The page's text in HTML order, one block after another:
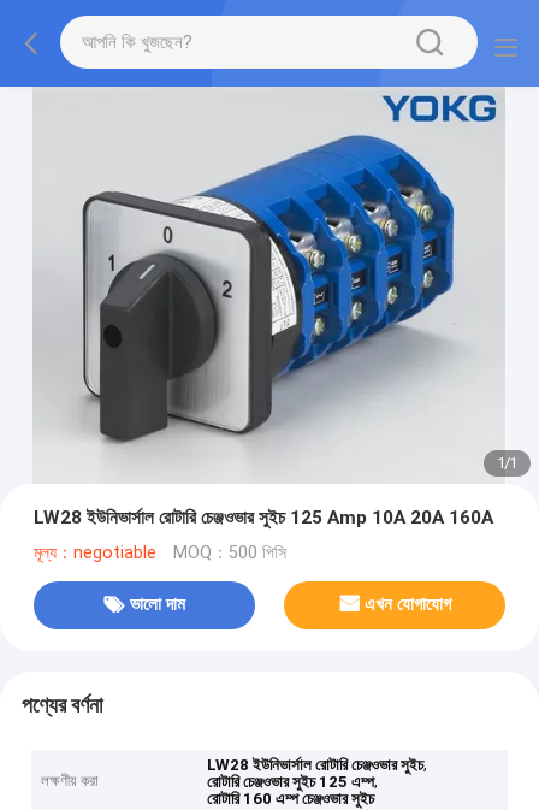
1/1
LW28 ইউনিভার্সাল রোটারি চেঞ্জওভার সুইচ 125 Amp 10A 20A 160A
মূল্য：negotiable MOQ：500 পিসি
ভালো দাম এখন যোগাযোগ
পণ্যের বর্ণনা
লক্ষণীয় করা
LW28 ইউনিভার্সাল রোটারি চেঞ্জওভার সুইচ,
রোটারি চেঞ্জওভার সুইচ 125 এম্প,
রোটারি 160 এম্প চেঞ্জওভার সুইচ